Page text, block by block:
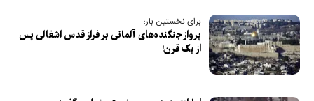
برای نخستین بار؛
پرواز جنگنده‌های آلمانی بر فراز قدس اشغالی پس
از یک قرن!